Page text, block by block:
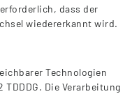
dass der
wiedererkannt wird.
Technologien
TDDDG. Die Verarbeitung